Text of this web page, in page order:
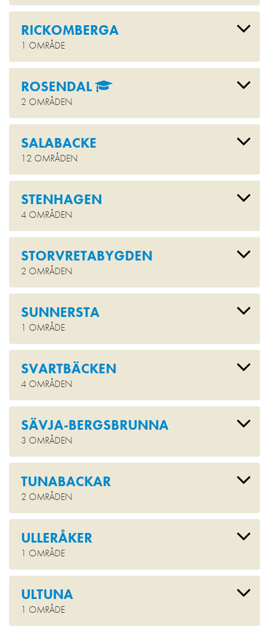
RICKOMBERGA
1 OMRÅDE
ROSENDAL
2 OMRÅDEN
SALABACKE
12 OMRÅDEN
STENHAGEN
4 OMRÅDEN
STORVRETABYGDEN
2 OMRÅDEN
SUNNERSTA
1 OMRÅDE
SVARTBÄCKEN
4 OMRÅDEN
SÄVJA-BERGSBRUNNA
3 OMRÅDEN
TUNABACKAR
2 OMRÅDEN
ULLERÅKER
1 OMRÅDE
ULTUNA
1 OMRÅDE